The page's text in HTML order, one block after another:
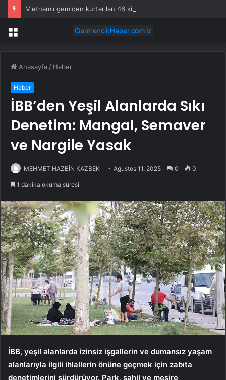
Menü
Anasayfa / Haber
Haber
İBB’den Yeşil Alanlarda Sıkı
Denetim: Mangal, Semaver
ve Nargile Yasak
MEHMET HAZBİN KAZBEK Ağustos 11, 2025 0 0
1 dakika okuma süresi
İBB, yeşil alanlarda izinsiz işgallerin ve dumansız yaşam
alanlarıyla ilgili ihlallerin önüne geçmek için zabıta
denetimlerini sürdürüyor. Park, sahil ve mesire